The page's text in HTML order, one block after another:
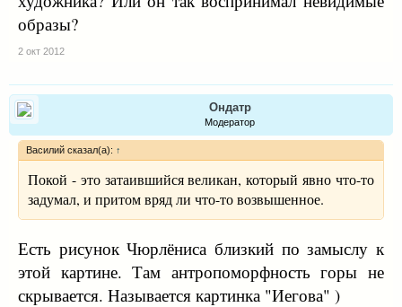
образы?
2 окт 2012
Ондатр
Модератор
Василий сказал(а): ↑
Покой - это затаившийся великан, который явно что-то
задумал, и притом вряд ли что-то возвышенное.
Есть рисунок Чюрлёниса близкий по замыслу к
этой картине. Там антропоморфность горы не
скрывается. Называется картинка "Иегова" )